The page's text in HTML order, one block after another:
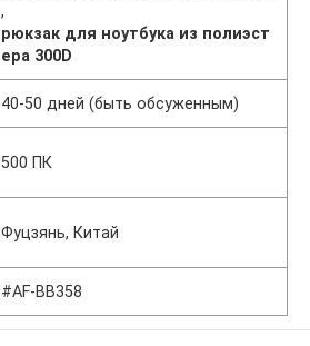
,
рюкзак для ноутбука из полиэст
ера 300D
40-50 дней (быть обсуженным)
500 ПК
Фуцзянь, Китай
#AF-BB358